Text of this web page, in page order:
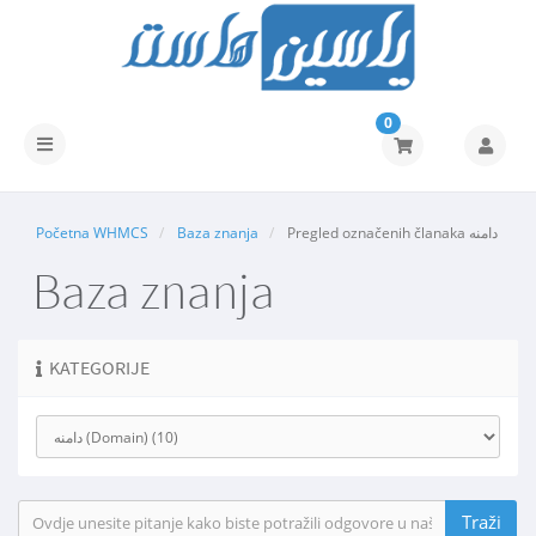
Prebaci
0
Početna WHMCS Baza znanja Pregled označenih članaka دامنه
Baza znanja
KATEGORIJE